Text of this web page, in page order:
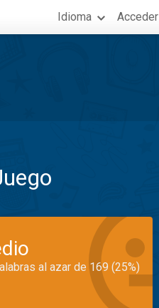
Idioma Acceder
al azar de 169 (25%)